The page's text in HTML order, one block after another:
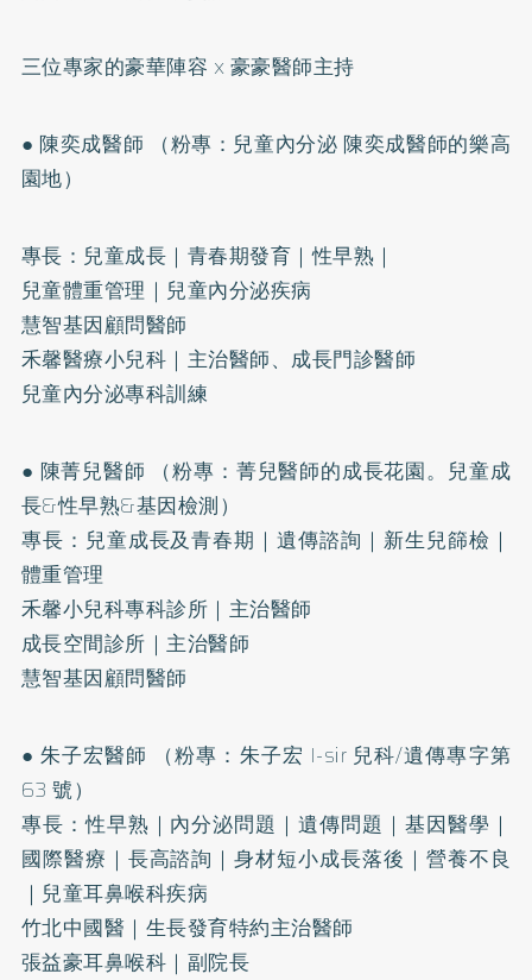
三位專家的豪華陣容 x 豪豪醫師主持
● 陳奕成醫師 （粉專：兒童內分泌 陳奕成醫師的樂高
園地）
專長：兒童成長｜青春期發育｜性早熟｜
兒童體重管理｜兒童內分泌疾病
慧智基因顧問醫師
禾馨醫療小兒科｜主治醫師、成長門診醫師
兒童內分泌專科訓練
● 陳菁兒醫師 （粉專：菁兒醫師的成長花園。兒童成
長&性早熟&基因檢測）
專長：兒童成長及青春期｜遺傳諮詢｜新生兒篩檢｜
體重管理
禾馨小兒科專科診所｜主治醫師
成長空間診所｜主治醫師
慧智基因顧問醫師
● 朱子宏醫師 （粉專：朱子宏 I-sir 兒科/遺傳專字第
63 號）
專長：性早熟｜內分泌問題｜遺傳問題｜基因醫學｜
國際醫療｜長高諮詢｜身材短小成長落後｜營養不良
｜兒童耳鼻喉科疾病
竹北中國醫｜生長發育特約主治醫師
張益豪耳鼻喉科｜副院長